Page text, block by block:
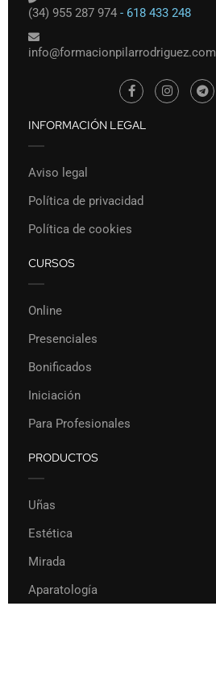
(34) 955 287 974 - 618 433 248
info@formacionpilarrodriguez.com
INFORMACIÓN LEGAL
Aviso legal
Política de privacidad
Política de cookies
CURSOS
Online
Presenciales
Bonificados
Iniciación
Para Profesionales
PRODUCTOS
Uñas
Estética
Mirada
Aparatología